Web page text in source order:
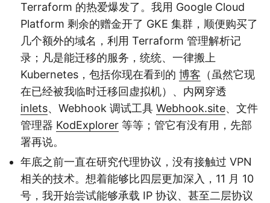
Terraform 的热爱爆发了。我用 Google Cloud
Platform 剩余的赠金开了 GKE 集群，顺便购买了
几个额外的域名，利用 Terraform 管理解析记
录；凡是能迁移的服务，统统、一律搬上
Kubernetes，包括你现在看到的 博客 （虽然它现
在已经被我临时迁移回虚拟机）、内网穿透
inlets、Webhook 调试工具 Webhook.site、文件
管理器 KodExplorer 等等；管它有没有用，先部
署再说。
年底之前一直在研究代理协议，没有接触过 VPN
相关的技术。想着能够比四层更加深入，11 月 10
号，我开始尝试能够承载 IP 协议、甚至二层协议